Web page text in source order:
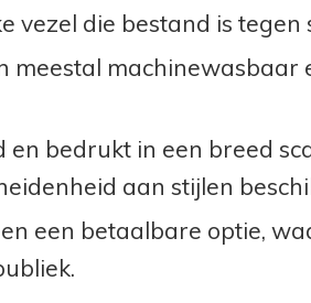
vezel die bestand is tegen
meestal machinewasbaar
bedrukt in een breed
aan stijlen
een betaalbare optie,